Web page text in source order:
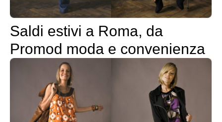
Saldi estivi a Roma, da
Promod moda e convenienza